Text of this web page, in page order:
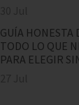
GUÍA HONESTA
TODO LO QUE
PARA ELEGIR